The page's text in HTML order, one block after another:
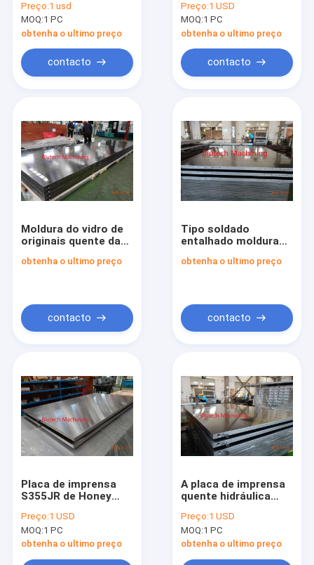
parafuso do CNC da
moldura do vidro de
originais da imprensa
Preço:1 usd
MOQ:1 PC
obtenha o ultimo preço
contacto
originais quente para
a imprensa da
madeira compensada
Preço:1 USD
MOQ:1 PC
obtenha o ultimo preço
contacto
Moldura do vidro de
originais quente da
o tipo soldado
obtenha o ultimo preço
contacto
Tipo soldado
entalhado moldura
quente para luz do
obtenha o ultimo preço
contacto
Placa de imprensa
S355JR de Honey
Hydraulic Hot
S275JR
Preço:1 USD
MOQ:1 PC
obtenha o ultimo preço
A placa de imprensa
quente hidráulica
borracha reciclou
materiais
Preço:1 USD
MOQ:1 PC
obtenha o ultimo preço